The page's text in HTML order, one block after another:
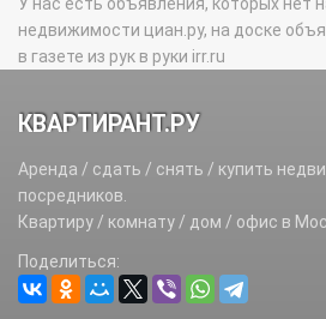
У нас есть объявления, которых нет
недвижимости циан.ру, на доске
в газете из рук в руки irr.ru
КВАРТИРАНТ.РУ
Аренда / сдать / снять / купить
посредников.
Квартиру / комнату / дом / офис в
Поделиться: